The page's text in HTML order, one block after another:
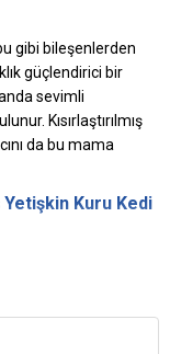
gibi bileşenlerden
güçlendirici bir
sevimli
Kısırlaştırılmış
da bu mama
Yetişkin Kuru Kedi
bulunabilirsiniz.